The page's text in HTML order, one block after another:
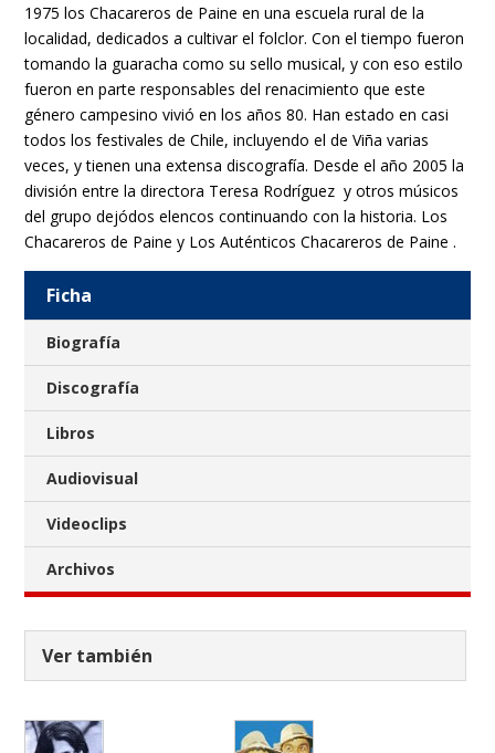
1975 los Chacareros de Paine en una escuela rural de la
localidad, dedicados a cultivar el folclor. Con el tiempo fueron
tomando la guaracha como su sello musical, y con eso estilo
fueron en parte responsables del renacimiento que este
género campesino vivió en los años 80. Han estado en casi
todos los festivales de Chile, incluyendo el de Viña varias
veces, y tienen una extensa discografía. Desde el año 2005 la
división entre la directora Teresa Rodríguez y otros músicos
del grupo dejódos elencos continuando con la historia. Los
Chacareros de Paine y Los Auténticos Chacareros de Paine .
Ficha
Biografía
Discografía
Libros
Audiovisual
Videoclips
Archivos
Ver también